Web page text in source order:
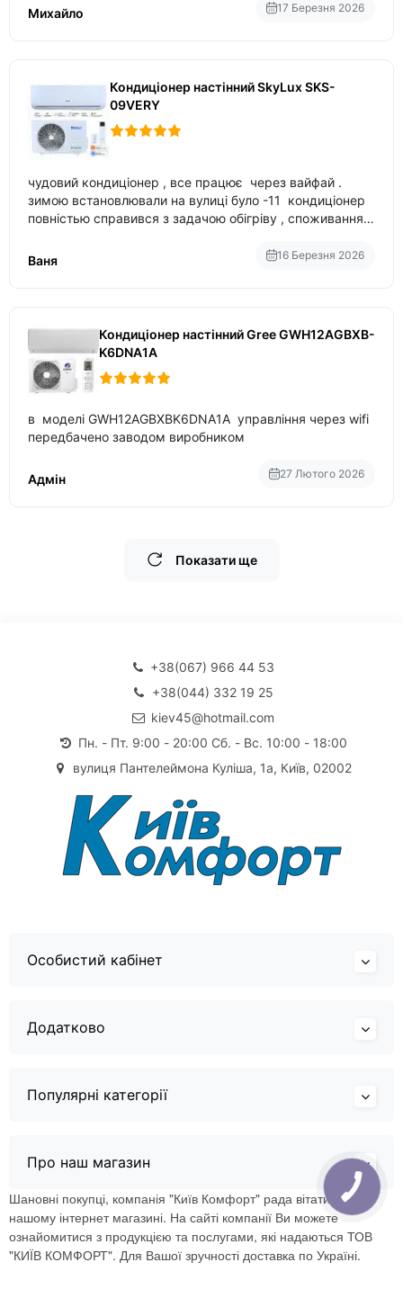
Михайло 17 Березня 2026
Кондиціонер настінний SkyLux SKS-
09VERY
чудовий кондиціонер , все працює через вайфай .
зимою встановлювали на вулиці було -11 кондиціонер
повністью справився з задачою обігріву , споживання
температури
Ваня 16 Березня 2026
Кондиціонер настінний Gree GWH12AGBXB-
K6DNA1A
в моделі GWH12AGBXBK6DNA1A управління через wifi
передбачено заводом виробником
Адмін 27 Лютого 2026
Показати ще
+38(067) 966 44 53
+38(044) 332 19 25
kiev45@hotmail.com
Пн. - Пт. 9:00 - 20:00 Сб. - Вс. 10:00 - 18:00
вулиця Пантелеймона Куліша, 1а, Київ, 02002
Особистий кабінет
Додатково
Популярні категорії
Про наш магазин
Шановні покупці, компанія "Київ Комфорт" рада вітати Вас в
нашому інтернет магазині. На сайті компанії Ви можете
ознайомитися з продукцією та послугами, які надаються ТОВ
"КИЇВ КОМФОРТ". Для Вашої зручності доставка по Україні.